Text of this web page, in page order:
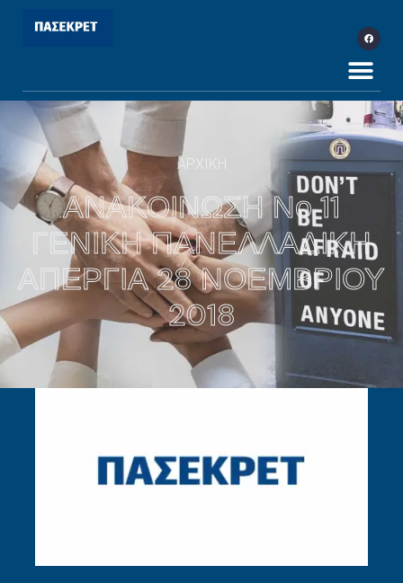
ΑΡΧΙΚΗ
ΑΝΑΚΟΙΝΩΣΗ Νο 11
ΓΕΝΙΚΗ ΠΑΝΕΛΛΑΔΙΚΗ
ΑΠΕΡΓΙΑ 28 ΝΟΕΜΒΡΙΟΥ
2018